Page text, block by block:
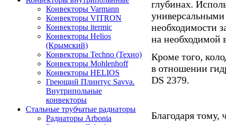
Конвекторы Varmann
Конвекторы VITRON
Конвекторы itermic
Конвекторы Helios
(Крымский)
Конвекторы Techno (Техно)
Конвекторы Mohlenhoff
Конвекторы HELIOS
Греющий Плинтус Savva.
Внутрипольные
конвекторы
Стальные трубчатые радиаторы
Радиаторы Arbonia
глубинах.
универсальными
необходимости
на необходимой
Кроме того,
в отношении
DS 2379.
Благодаря